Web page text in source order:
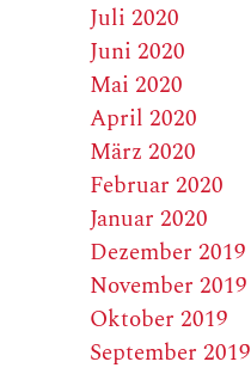
Juli 2020
Juni 2020
Mai 2020
April 2020
März 2020
Februar 2020
Januar 2020
Dezember 2019
November 2019
Oktober 2019
September 2019